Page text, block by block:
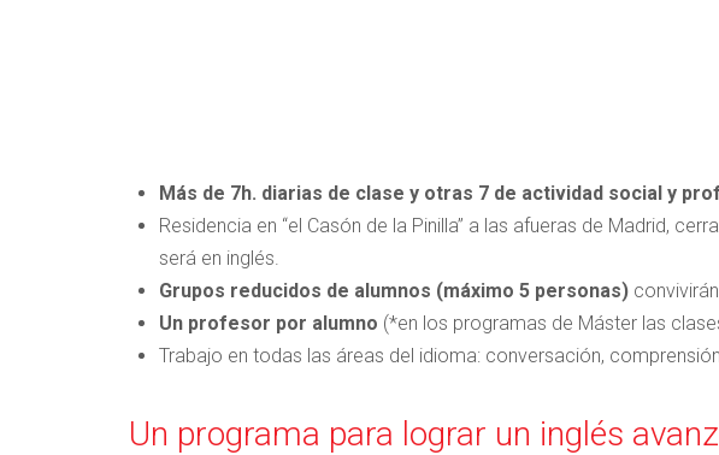
Más de 7h. diarias de clase y otras 7 de actividad social y
Residencia en “el Casón de la Pinilla” a las afueras de Madrid,
será en inglés.
Grupos reducidos de alumnos (máximo 5 personas)
Un profesor por alumno (*en los programas de Máster las
Trabajo en todas las áreas del idioma: conversación,
Un programa para lograr un inglés